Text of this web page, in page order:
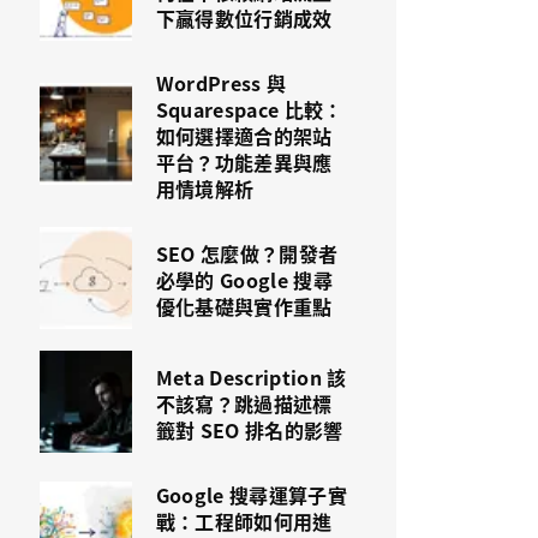
下贏得數位行銷成效
WordPress 與
Squarespace 比較：
如何選擇適合的架站
平台？功能差異與應
用情境解析
SEO 怎麼做？開發者
必學的 Google 搜尋
優化基礎與實作重點
Meta Description 該
不該寫？跳過描述標
籤對 SEO 排名的影響
Google 搜尋運算子實
戰：工程師如何用進